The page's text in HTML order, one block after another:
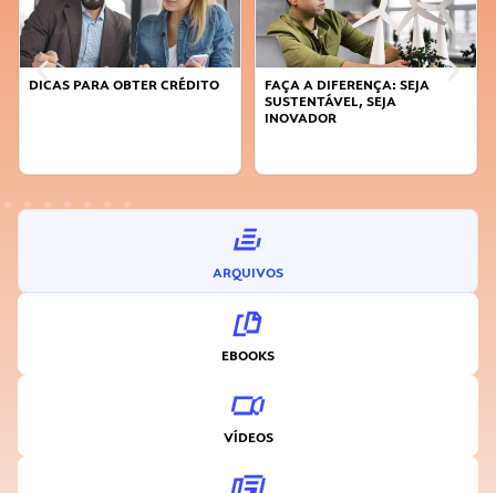
DICAS PARA OBTER CRÉDITO
FAÇA A DIFERENÇA: SEJA
SUSTENTÁVEL, SEJA
INOVADOR
ARQUIVOS
EBOOKS
VÍDEOS